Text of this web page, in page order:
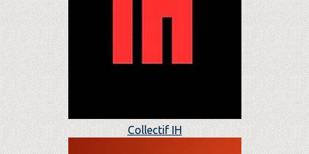
Collectif IH